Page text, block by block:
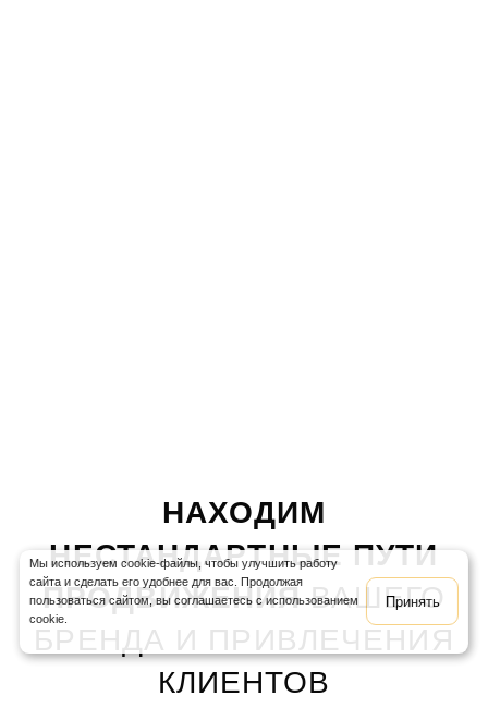
НАХОДИМ
НЕСТАНДАРТНЫЕ ПУТИ
ПРОДВИЖЕНИЯВАШЕГО
БРЕНДА И ПРИВЛЕЧЕНИЯ
КЛИЕНТОВ
Мы используем cookie-файлы, чтобы улучшить работу
сайта и сделать его удобнее для вас. Продолжая
пользоваться сайтом, вы соглашаетесь с использованием
cookie.
Принять